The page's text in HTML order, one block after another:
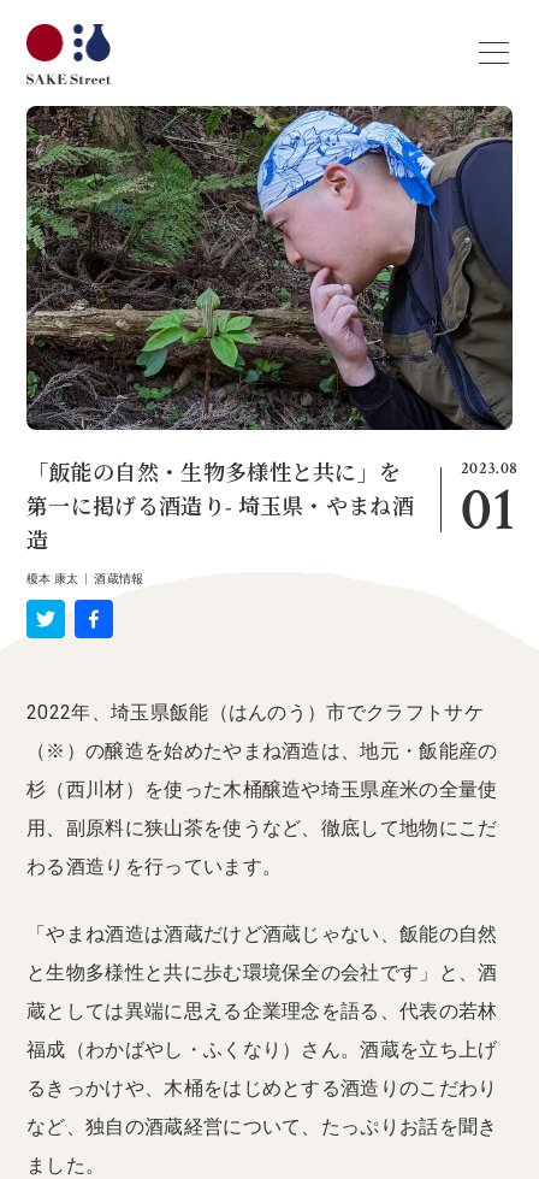
2023.08
01
「飯能の自然・生物多様性と共に」を
第一に掲げる酒造り- 埼玉県・やまね酒
造
榎本 康太 |酒蔵情報
2022年、埼玉県飯能（はんのう）市でクラフトサケ
（※）の醸造を始めたやまね酒造は、地元・飯能産の
杉（西川材）を使った木桶醸造や埼玉県産米の全量使
用、副原料に狭山茶を使うなど、徹底して地物にこだ
わる酒造りを行っています。
「やまね酒造は酒蔵だけど酒蔵じゃない、飯能の自然
と生物多様性と共に歩む環境保全の会社です」と、酒
蔵としては異端に思える企業理念を語る、代表の若林
福成（わかばやし・ふくなり）さん。酒蔵を立ち上げ
るきっかけや、木桶をはじめとする酒造りのこだわり
など、独自の酒蔵経営について、たっぷりお話を聞き
ました。